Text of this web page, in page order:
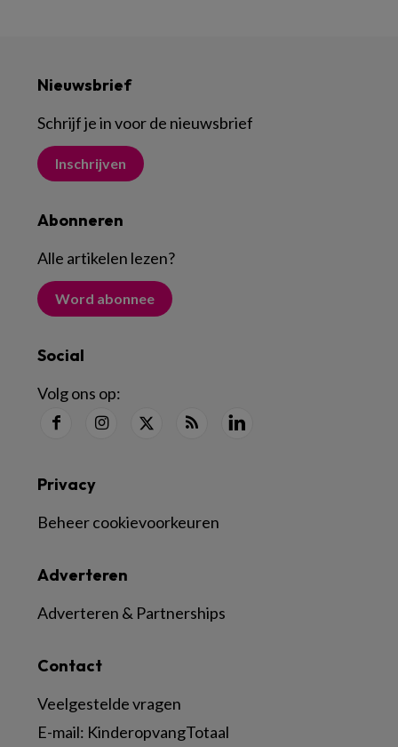
Nieuwsbrief
Schrijf je in voor de nieuwsbrief
Inschrijven
Abonneren
Alle artikelen lezen?
Word abonnee
Social
Volg ons op:
Contact
Veelgestelde vragen
E-mail: KinderopvangTotaal
Adverteren
Adverteren & Partnerships
Privacy
Beheer cookievoorkeuren